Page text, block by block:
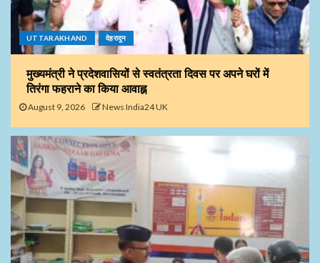
UTTARAKHAND देहरादून
मुख्यमंत्री ने प्रदेशवासियों से स्वतंत्रता दिवस पर अपने घरों में
तिरंगा फहराने का किया आवाह्न
August 9, 2026 News India24 UK